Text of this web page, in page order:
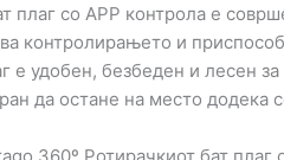
плаг со APP контрола е
контролирањето и
е удобен, безбеден и лесен
да остане на место додека